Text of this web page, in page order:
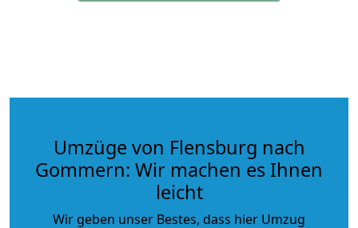
Umzüge von Flensburg nach
Gommern: Wir machen es Ihnen
leicht
Wir geben unser Bestes, dass hier Umzug